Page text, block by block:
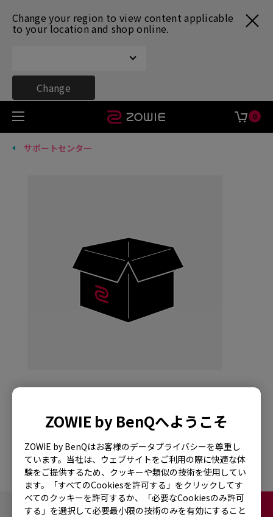
Change your region to view content applicable
to your location and shop online.
Change
ZOWIE by BenQへようこそ
ZOWIE by BenQはお客様のデータプライバシーを尊重し
ています。当社は、ウェブサイトをご利用の際に快適な体
験をご提供するため、クッキーや類似の技術を使用してい
ます。「すべてのCookiesを許可する」をクリックしてす
べてのクッキーを許可するか、「必要なCookiesのみ許可
する」を選択して必要最小限の技術のみを有効にすること
0
サポートセンター
G-SR-SE TYLOO
お問い合わせ